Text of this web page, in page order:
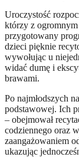
Uroczystość
którzy z
przygotowany
dzieci pięknie
wywołując u
widać dumę i
brawami.
Po najmłodszych
podstawowej. Ich
– obejmował
codziennego oraz
zaangażowaniem
ukazując